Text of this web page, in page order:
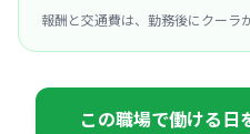
報酬と交通費は、勤務後にクーラ
この職場で働ける日